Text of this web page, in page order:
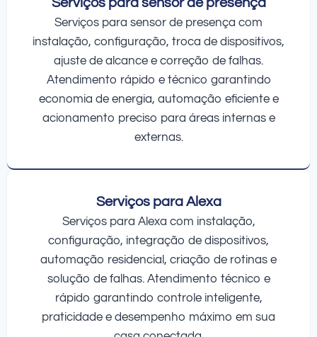
Serviços para sensor de presença com
instalação, configuração, troca de dispositivos,
ajuste de alcance e correção de falhas.
Atendimento rápido e técnico garantindo
economia de energia, automação eficiente e
acionamento preciso para áreas internas e
externas.
Serviços para Alexa
Serviços para Alexa com instalação,
configuração, integração de dispositivos,
automação residencial, criação de rotinas e
solução de falhas. Atendimento técnico e
rápido garantindo controle inteligente,
praticidade e desempenho máximo em sua